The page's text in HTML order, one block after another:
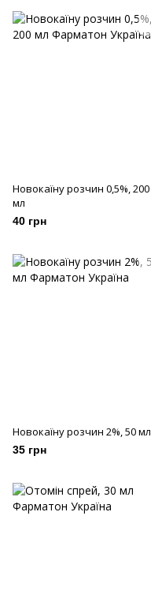
Новокаїну розчин 0,5%, 200
мл
40 грн
Новокаїну розчин 2%, 50 мл
35 грн